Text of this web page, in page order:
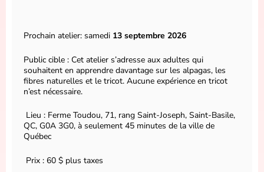
Prochain atelier: samedi 13 septembre 2026
Public cible : Cet atelier s’adresse aux adultes qui
souhaitent en apprendre davantage sur les alpagas, les
fibres naturelles et le tricot. Aucune expérience en tricot
n’est nécessaire.
Lieu : Ferme Toudou, 71, rang Saint-Joseph, Saint-Basile,
QC, G0A 3G0, à seulement 45 minutes de la ville de
Québec
Prix : 60 $ plus taxes